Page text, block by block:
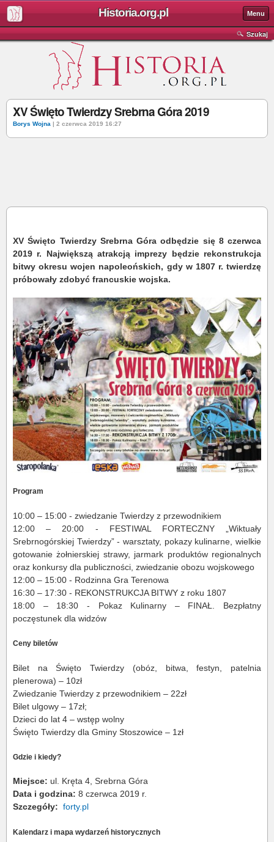
Historia.org.pl Menu
Szukaj
XV Święto Twierdzy Srebrna Góra 2019
Borys Wojna | 2 czerwca 2019 16:27
XV Święto Twierdzy Srebrna Góra odbędzie się 8 czerwca
2019 r. Największą atrakcją imprezy będzie rekonstrukcja
bitwy okresu wojen napoleońskich, gdy w 1807 r. twierdzę
próbowały zdobyć francuskie wojska.
Program
10:00 – 15:00 - zwiedzanie Twierdzy z przewodnikiem
12:00 – 20:00 - FESTIWAL FORTECZNY „Wiktuały
Srebrnogórskiej Twierdzy” - warsztaty, pokazy kulinarne, wielkie
gotowanie żołnierskiej strawy, jarmark produktów regionalnych
oraz konkursy dla publiczności, zwiedzanie obozu wojskowego
12:00 – 15:00 - Rodzinna Gra Terenowa
16:30 – 17:30 - REKONSTRUKCJA BITWY z roku 1807
18:00 – 18:30 - Pokaz Kulinarny – FINAŁ. Bezpłatny
poczęstunek dla widzów
Ceny biletów
Bilet na Święto Twierdzy (obóz, bitwa, festyn, patelnia
plenerowa) – 10zł
Zwiedzanie Twierdzy z przewodnikiem – 22zł
Bilet ulgowy – 17zł;
Dzieci do lat 4 – wstęp wolny
Święto Twierdzy dla Gminy Stoszowice – 1zł
Gdzie i kiedy?
Miejsce: ul. Kręta 4, Srebrna Góra
Data i godzina: 8 czerwca 2019 r.
Szczegóły: forty.pl
Kalendarz i mapa wydarzeń historycznych